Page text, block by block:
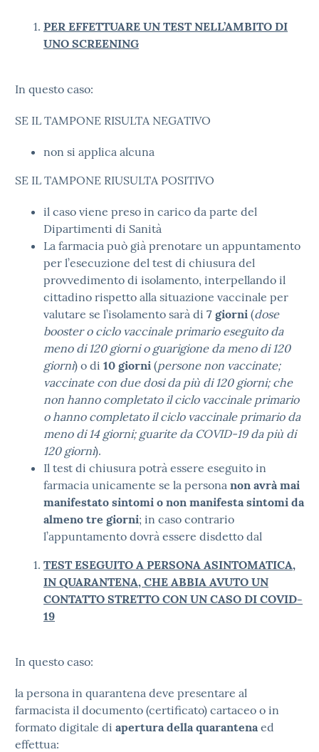
PER EFFETTUARE UN TEST NELL’AMBITO DI
UNO SCREENING
In questo caso:
SE IL TAMPONE RISULTA NEGATIVO
non si applica alcuna
SE IL TAMPONE RIUSULTA POSITIVO
il caso viene preso in carico da parte del
Dipartimenti di Sanità
La farmacia può già prenotare un appuntamento
per l’esecuzione del test di chiusura del
provvedimento di isolamento, interpellando il
cittadino rispetto alla situazione vaccinale per
valutare se l’isolamento sarà di 7 giorni (dose
booster o ciclo vaccinale primario eseguito da
meno di 120 giorni o guarigione da meno di 120
giorni) o di 10 giorni (persone non vaccinate;
vaccinate con due dosi da più di 120 giorni; che
non hanno completato il ciclo vaccinale primario
o hanno completato il ciclo vaccinale primario da
meno di 14 giorni; guarite da COVID-19 da più di
120 giorni).
Il test di chiusura potrà essere eseguito in
farmacia unicamente se la persona non avrà mai
manifestato sintomi o non manifesta sintomi da
almeno tre giorni; in caso contrario
l’appuntamento dovrà essere disdetto dal
TEST ESEGUITO A PERSONA ASINTOMATICA,
IN QUARANTENA, CHE ABBIA AVUTO UN
CONTATTO STRETTO CON UN CASO DI COVID-
19
In questo caso:
la persona in quarantena deve presentare al
farmacista il documento (certificato) cartaceo o in
formato digitale di apertura della quarantenaed
effettua: